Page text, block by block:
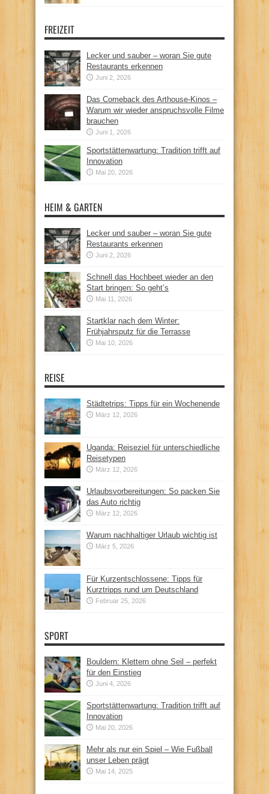
FREIZEIT
Lecker und sauber – woran Sie gute
Restaurants erkennen
Juni 2, 2026
Das Comeback des Arthouse-Kinos –
Warum wir wieder anspruchsvolle Filme
brauchen
Juni 1, 2026
Sportstättenwartung: Tradition trifft auf
Innovation
Mai 20, 2026
HEIM & GARTEN
Lecker und sauber – woran Sie gute
Restaurants erkennen
Juni 2, 2026
Schnell das Hochbeet wieder an den
Start bringen: So geht’s
Mai 11, 2026
Startklar nach dem Winter:
Frühjahrsputz für die Terrasse
Mai 10, 2026
REISE
Städtetrips: Tipps für ein Wochenende
März 12, 2026
Uganda: Reiseziel für unterschiedliche
Reisetypen
März 12, 2026
Urlaubsvorbereitungen: So packen Sie
das Auto richtig
März 12, 2026
Warum nachhaltiger Urlaub wichtig ist
März 5, 2026
Für Kurzentschlossene: Tipps für
Kurztripps rund um Deutschland
Februar 25, 2026
SPORT
Bouldern: Klettern ohne Seil – perfekt
für den Einstieg
Juni 4, 2026
Sportstättenwartung: Tradition trifft auf
Innovation
Mai 20, 2026
Mehr als nur ein Spiel – Wie Fußball
unser Leben prägt
Mai 14, 2025